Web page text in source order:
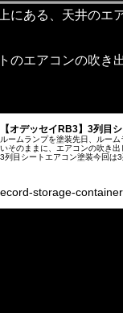
にある、天井のエ
のエアコンの吹き
【オデッセイRB3】3列目
ルームランプを塗装先日、ルー
いそのままに、エアコンの吹き
3列目シートエアコン塗装今回は3
storage-